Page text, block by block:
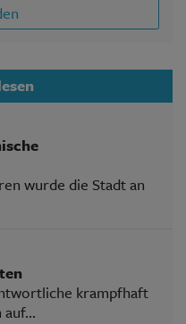
wurde die Stadt an
krampfhaft